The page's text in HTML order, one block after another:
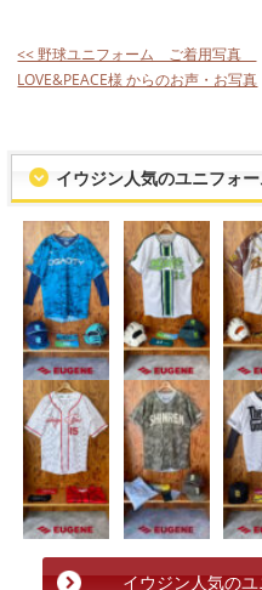
<< 野球ユニフォーム ご着用写真
LOVE&PEACE様 からのお声・お写真
イウジン人気のユニフォ
イウジン人気の